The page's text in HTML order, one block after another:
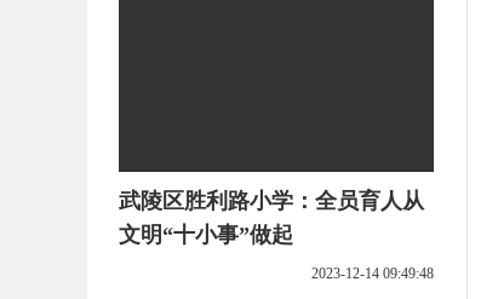
武陵区胜利路小学：全员育人从
文明“十小事”做起
2023-12-14 09:49:48